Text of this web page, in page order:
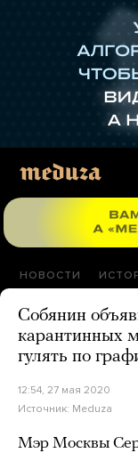
НОВОСТИ
Собянин
карантинных
гулять по
12:54, 27 мая 2020
Источник: Meduza
Мэр Москвы